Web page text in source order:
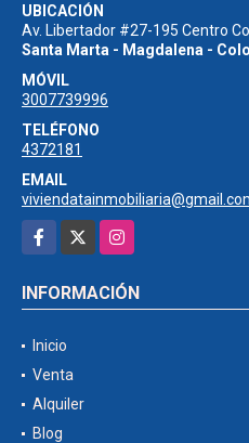
UBICACIÓN
Av. Libertador #27-195 Centro
Santa Marta - Magdalena -
MÓVIL
3007739996
TELÉFONO
4372181
EMAIL
Facebook
Instagram
INFORMACIÓN
Inicio
Venta
Alquiler
Blog